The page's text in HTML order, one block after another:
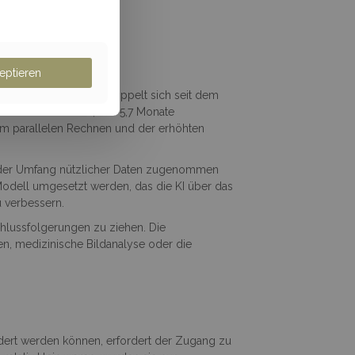
drei Trends:
selben Preis verdoppelt sich seit dem
Modelle anfallen, alle 5,7 Monate
parallelen Rechnen und der erhöhten
Umfang nützlicher Daten zugenommen
umgesetzt werden, das die KI über das
zu ziehen. Die
medizinische Bildanalyse oder die
werden können, erfordert der Zugang zu